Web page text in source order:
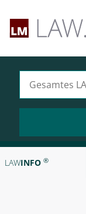
LAWINFO ®